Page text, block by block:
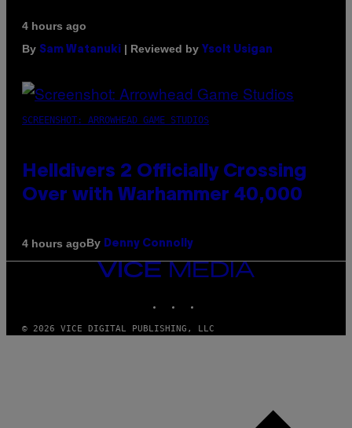
4 hours ago
By Sam Watanuki | Reviewed by Ysolt Usigan
SCREENSHOT: ARROWHEAD GAME STUDIOS
Helldivers 2 Officially Crossing
Over with Warhammer 40,000
4 hours agoBy Denny Connolly
VICE
© 2026 VICE DIGITAL PUBLISHING, LLC